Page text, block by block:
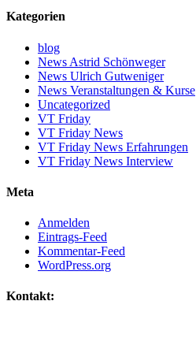
Kategorien
blog
News Astrid Schönweger
News Ulrich Gutweniger
News Veranstaltungen & Kurse
Uncategorized
VT Friday
VT Friday News
VT Friday News Erfahrungen
VT Friday News Interview
Meta
Anmelden
Eintrags-Feed
Kommentar-Feed
WordPress.org
Kontakt: